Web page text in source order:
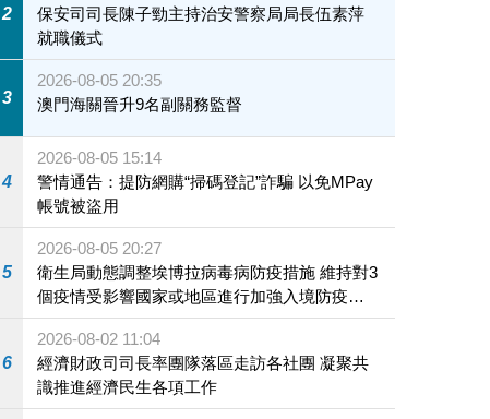
2
保安司司長陳子勁主持治安警察局局長伍素萍
就職儀式
3
2026-08-05 20:35
澳門海關晉升9名副關務監督
4
2026-08-05 15:14
警情通告：提防網購“掃碼登記”詐騙 以免MPay
帳號被盜用
5
2026-08-05 20:27
衛生局動態調整埃博拉病毒病防疫措施 維持對3
個疫情受影響國家或地區進行加強入境防疫措
施
6
2026-08-02 11:04
經濟財政司司長率團隊落區走訪各社團 凝聚共
識推進經濟民生各項工作